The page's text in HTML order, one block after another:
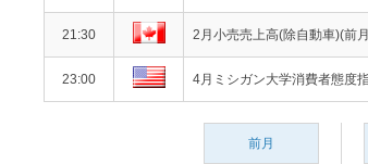
21:30 2月小売売上高(除自動車)(前
23:00 4月ミシガン大学消費者態度
前月